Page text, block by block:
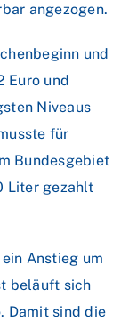
angezogen.
und
Euro und
Niveaus
für
Bundesgebiet
Liter gezahlt
Anstieg um
beläuft sich
Damit sind die